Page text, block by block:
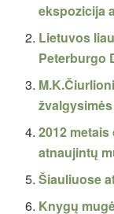
ekspozicija
Lietuvos
Peterburgo
2012
atnaujintų
Šiauliuose
Knygų